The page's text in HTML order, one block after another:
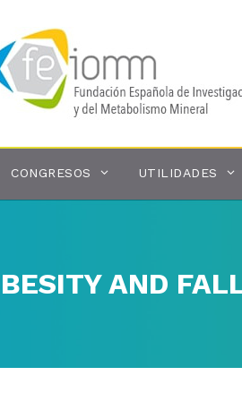
CONGRESOS UTILIDADES
AND